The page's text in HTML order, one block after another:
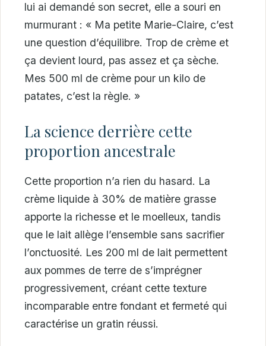
lui ai demandé son secret, elle a souri en
murmurant : « Ma petite Marie-Claire, c’est
une question d’équilibre. Trop de crème et
ça devient lourd, pas assez et ça sèche.
Mes 500 ml de crème pour un kilo de
patates, c’est la règle. »
La science derrière cette
proportion ancestrale
Cette proportion n’a rien du hasard. La
crème liquide à 30% de matière grasse
apporte la richesse et le moelleux, tandis
que le lait allège l’ensemble sans sacrifier
l’onctuosité. Les 200 ml de lait permettent
aux pommes de terre de s’imprégner
progressivement, créant cette texture
incomparable entre fondant et fermeté qui
caractérise un gratin réussi.